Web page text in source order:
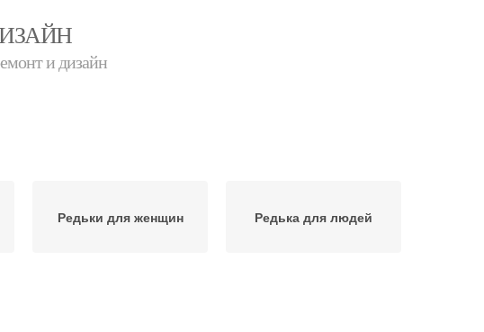
и дизайн
Редьки для женщин Редька для людей